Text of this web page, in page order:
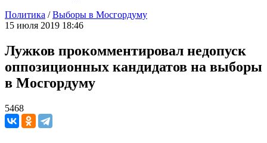
Политика /Выборы в Мосгордуму
15 июля 2019 18:46
Лужков прокомментировал недопуск
оппозиционных кандидатов на выборы
в Мосгордуму
5468